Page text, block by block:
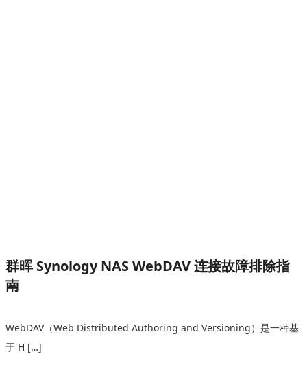
群晖 Synology NAS WebDAV 连接故障排除指
南
WebDAV（Web Distributed Authoring and Versioning）是一种基
于 H […]